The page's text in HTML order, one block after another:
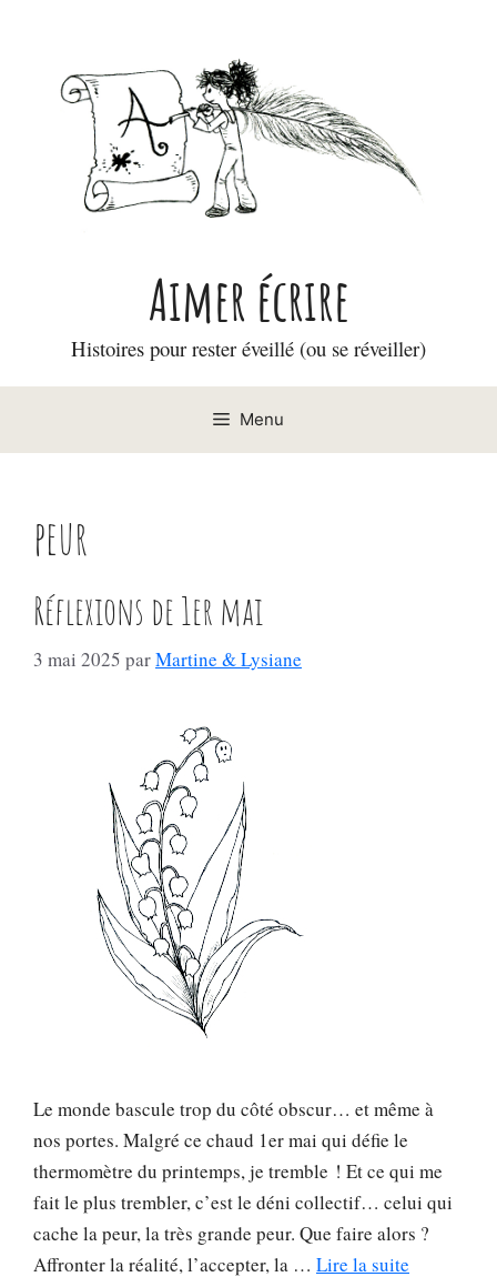
Aimer écrire
Histoires pour rester éveillé (ou se réveiller)
Menu
peur
Réflexions de 1er mai
3 mai 2025 parMartine & Lysiane
Le monde bascule trop du côté obscur… et même à
nos portes. Malgré ce chaud 1er mai qui défie le
thermomètre du printemps, je tremble ! Et ce qui me
fait le plus trembler, c’est le déni collectif… celui qui
cache la peur, la très grande peur. Que faire alors ?
Affronter la réalité, l’accepter, la … Lire la suite